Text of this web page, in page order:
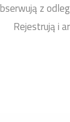
z
Rejestrują i